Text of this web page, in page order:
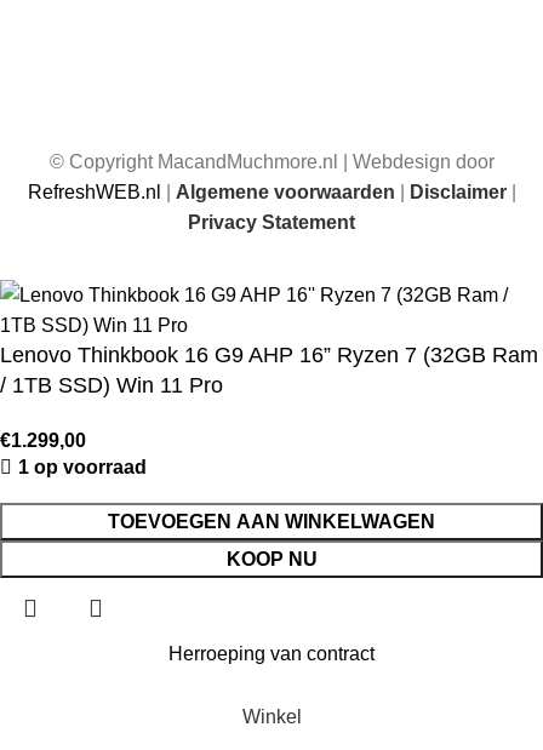
© Copyright MacandMuchmore.nl | Webdesign door
RefreshWEB.nl
Algemene voorwaarden Disclaimer|
Privacy Statement
Lenovo Thinkbook 16 G9 AHP 16” Ryzen 7 (32GB Ram
/ 1TB SSD) Win 11 Pro
€1.299,00
1 op voorraad
TOEVOEGEN AAN WINKELWAGEN
KOOP NU
Herroeping van contract
Winkel